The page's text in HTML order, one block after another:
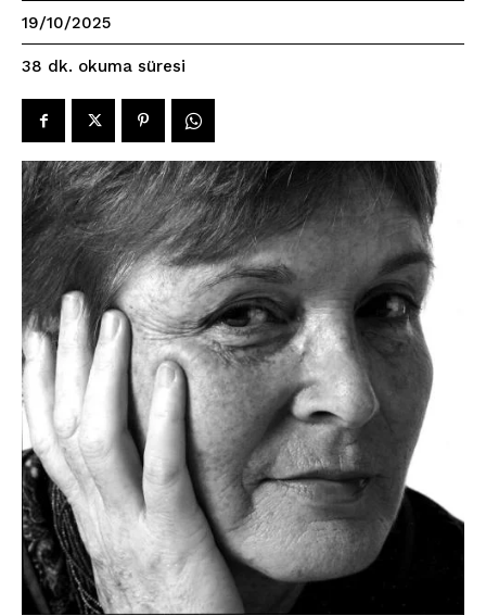
19/10/2025
38 dk. okuma süresi